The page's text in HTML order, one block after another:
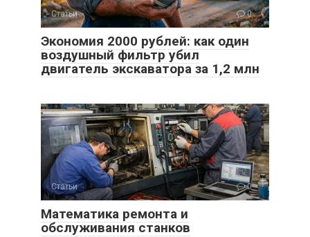
Статьи 0
Экономия 2000 рублей: как один
воздушный фильтр убил
двигатель экскаватора за 1,2 млн
Статьи 0
Математика ремонта и
обслуживания станков